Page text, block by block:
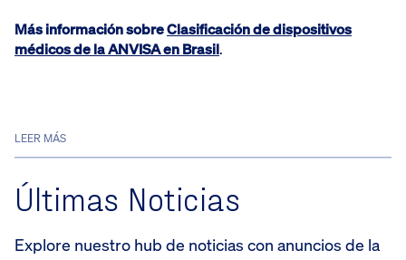
Más información sobreClasificación de dispositivos
médicos de la ANVISA en Brasil.
LEER MÁS
Últimas Noticias
Explore nuestro hub de noticias con anuncios de la